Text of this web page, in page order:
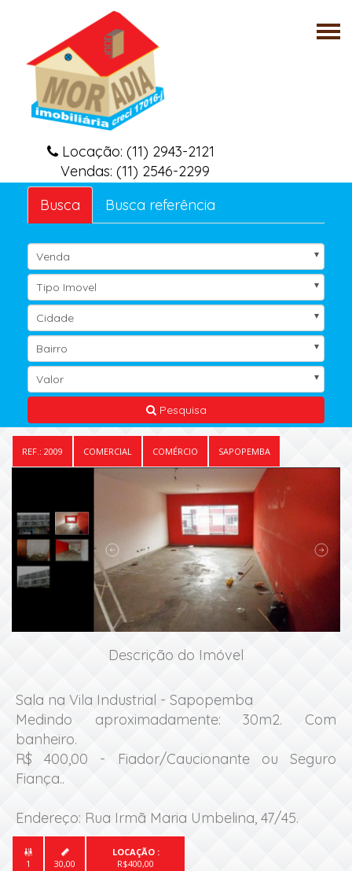
Locação: (11) 2943-2121
Vendas: (11) 2546-2299
Busca
Busca referência
Venda
Tipo Imovel
Cidade
Bairro
Valor
Pesquisa
REF.: 2009 COMERCIAL COMÉRCIO SAPOPEMBA
Descrição do Imóvel
Sala na Vila Industrial - Sapopemba
Medindo aproximadamente: 30m2. Com
banheiro.
R$ 400,00 - Fiador/Caucionante ou Seguro
Fiança..
Endereço: Rua Irmã Maria Umbelina, 47/45.

1

30,00
LOCAÇÃO :
R$400,00